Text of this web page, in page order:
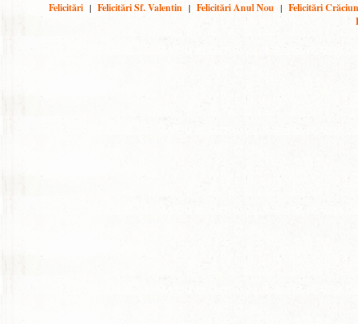
Felicitări | Felicitări Sf. Valentin | Felicitări Anul Nou | Felicitări